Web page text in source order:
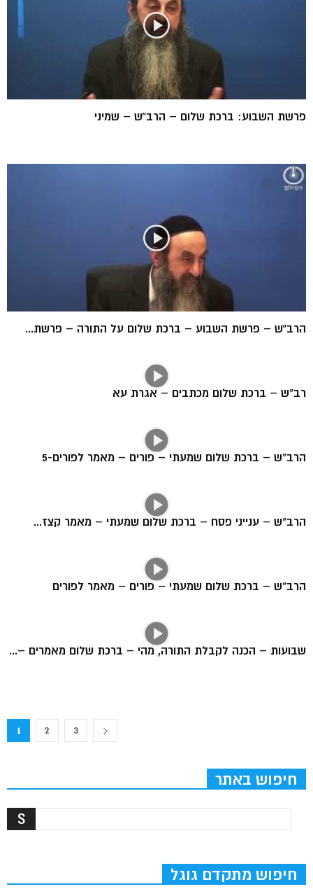
פרשת השבוע: ברכת שלום – הרב”ש – שמיני
הרב”ש – פרשת השבוע – ברכת שלום על התורה – פרשת...
רב"ש – ברכת שלום מכתבים – אגרת עא
הרב"ש – ברכת שלום שמעתי – פורים – מאמר לפורים-5
הרב"ש – ענייני פסח – ברכת שלום שמעתי – מאמר קצז...
הרב"ש – ברכת שלום שמעתי – פורים – מאמר לפורים
שבועות – הכנה לקבלת התורה, מהי – ברכת שלום מאמרים –...
1 2 3
חיפוש באתר
חיפוש מתקדם גוגל